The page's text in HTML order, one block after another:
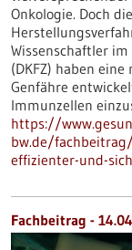
Onkologie. Doch
Wissenschaftler
(DKFZ) haben
Genfähre
Immunzellen
https://
bw.de/
effizienter-und-
Fachbeitrag -